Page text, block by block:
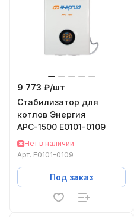
9 773 ₽/шт
Стабилизатор для
котлов Энергия
АРС-1500 Е0101-0109
Нет в наличии
Арт. Е0101-0109
Под заказ